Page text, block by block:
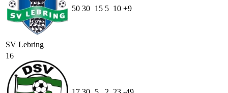
SV Lebring
50 30 15 5 10 +9
16